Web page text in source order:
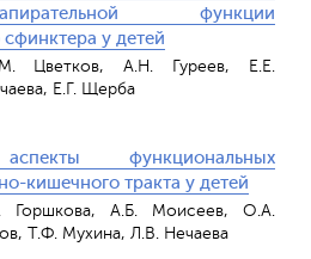
функции
у детей
Цветков, А.Н. Гуреев, Е.Е.
Е.Г. Щерба
функциональных
кишечного тракта у детей
Горшкова, А.Б. Моисеев, О.А.
Т.Ф. Мухина, Л.В. Нечаева